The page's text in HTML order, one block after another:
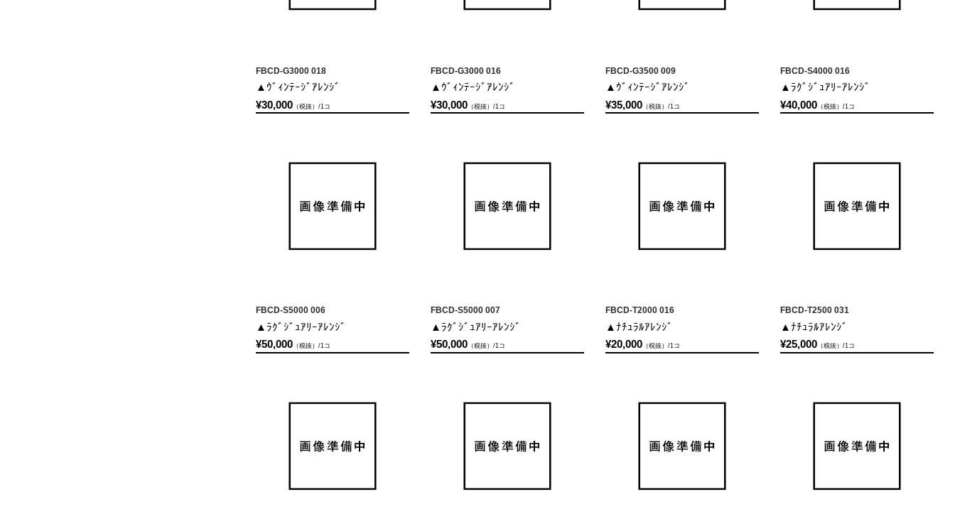
FBCD-G3000 018
▲ｳﾞｨﾝﾃｰｼﾞｱﾚﾝｼﾞ
¥30,000 （税抜）/1コ
FBCD-G3000 016
▲ｳﾞｨﾝﾃｰｼﾞｱﾚﾝｼﾞ
¥30,000 （税抜）/1コ
FBCD-G3500 009
▲ｳﾞｨﾝﾃｰｼﾞｱﾚﾝｼﾞ
¥35,000 （税抜）/1コ
FBCD-S4000 016
▲ﾗｸﾞｼﾞｭｱﾘｰｱﾚﾝｼﾞ
¥40,000 （税抜）/1コ
FBCD-S5000 006
▲ﾗｸﾞｼﾞｭｱﾘｰｱﾚﾝｼﾞ
¥50,000 （税抜）/1コ
FBCD-S5000 007
▲ﾗｸﾞｼﾞｭｱﾘｰｱﾚﾝｼﾞ
¥50,000 （税抜）/1コ
FBCD-T2000 016
▲ﾅﾁｭﾗﾙｱﾚﾝｼﾞ
¥20,000 （税抜）/1コ
FBCD-T2500 031
▲ﾅﾁｭﾗﾙｱﾚﾝｼﾞ
¥25,000 （税抜）/1コ